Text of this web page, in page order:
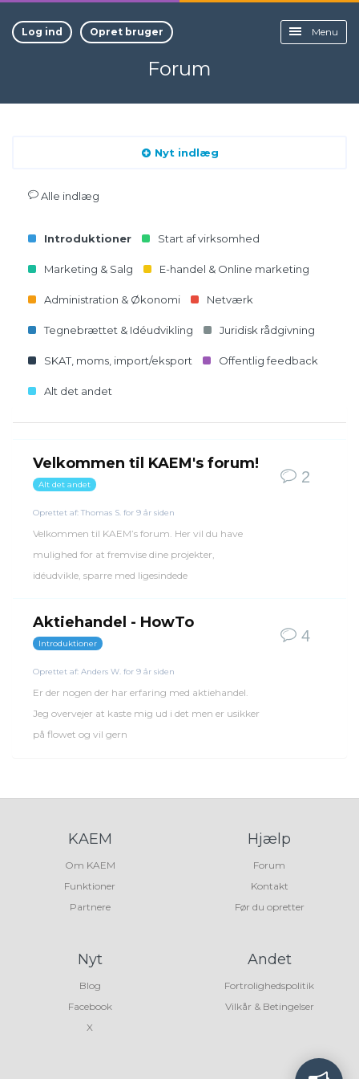
Log ind Opret bruger Menu
Forum
Nyt indlæg
Alle indlæg
Introduktioner Start af virksomhed
Marketing & Salg E-handel & Online marketing
Administration & Økonomi Netværk
Tegnebrættet & Idéudvikling Juridisk rådgivning
SKAT, moms, import/eksport Offentlig feedback
Alt det andet
Velkommen til KAEM's forum!
Alt det andet
Oprettet af: Thomas S. for 9 år siden
Velkommen til KAEM’s forum. Her vil du have
mulighed for at fremvise dine projekter,
idéudvikle, sparre med ligesindede
2
Aktiehandel - HowTo
Introduktioner
Oprettet af: Anders W. for 9 år siden
Er der nogen der har erfaring med aktiehandel.
Jeg overvejer at kaste mig ud i det men er usikker
på flowet og vil gern
4
KAEM
Om KAEM
Funktioner
Partnere
Hjælp
Forum
Kontakt
Før du opretter
Nyt
Blog
Facebook
X
Andet
Fortrolighedspolitik
Vilkår & Betingelser